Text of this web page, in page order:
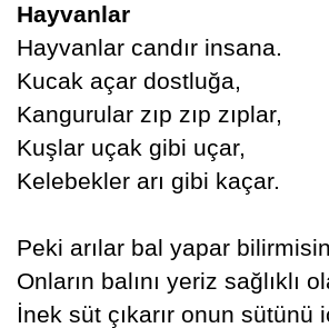
Hayvanlar
Hayvanlar candır insana.
Kucak açar dostluğa,
Kangurular zıp zıp zıplar,
Kuşlar uçak gibi uçar,
Kelebekler arı gibi kaçar.
Peki arılar bal yapar
Onların balını yeriz sağlıklı
İnek süt çıkarır onun sütünü